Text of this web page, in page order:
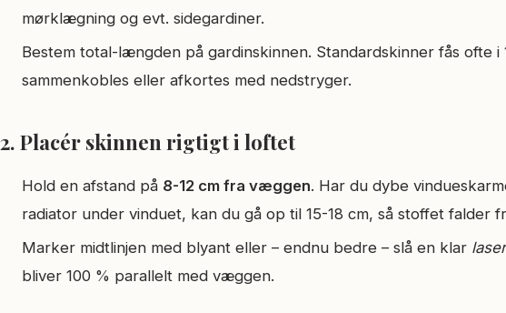
mørklægning og evt. sidegardiner.
Bestem total­-længden på gardinskinnen. Standard­skinner fås ofte i
sammenkobles eller afkortes med nedstryger.
2. Placér skinnen rigtigt i loftet
Hold en afstand på 8-12 cm fra væggen. Har du dybe
radiator under vinduet, kan du gå op til 15-18 cm, så stoffet falder
Marker midtlinjen med blyant eller – endnu bedre – slå en klar
bliver 100 % parallelt med væggen.